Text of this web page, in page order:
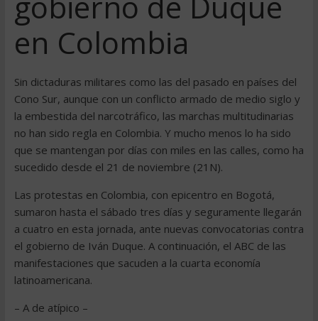
en Colombia
Sin dictaduras militares como las del pasado en países del
Cono Sur, aunque con un conflicto armado de medio siglo y
la embestida del narcotráfico, las marchas multitudinarias
no han sido regla en Colombia. Y mucho menos lo ha sido
que se mantengan por días con miles en las calles, como ha
sucedido desde el 21 de noviembre (21N).
Las protestas en Colombia, con epicentro en Bogotá,
sumaron hasta el sábado tres días y seguramente llegarán
a cuatro en esta jornada, ante nuevas convocatorias contra
el gobierno de Iván Duque. A continuación, el ABC de las
manifestaciones que sacuden a la cuarta economía
latinoamericana.
– A de atípico –